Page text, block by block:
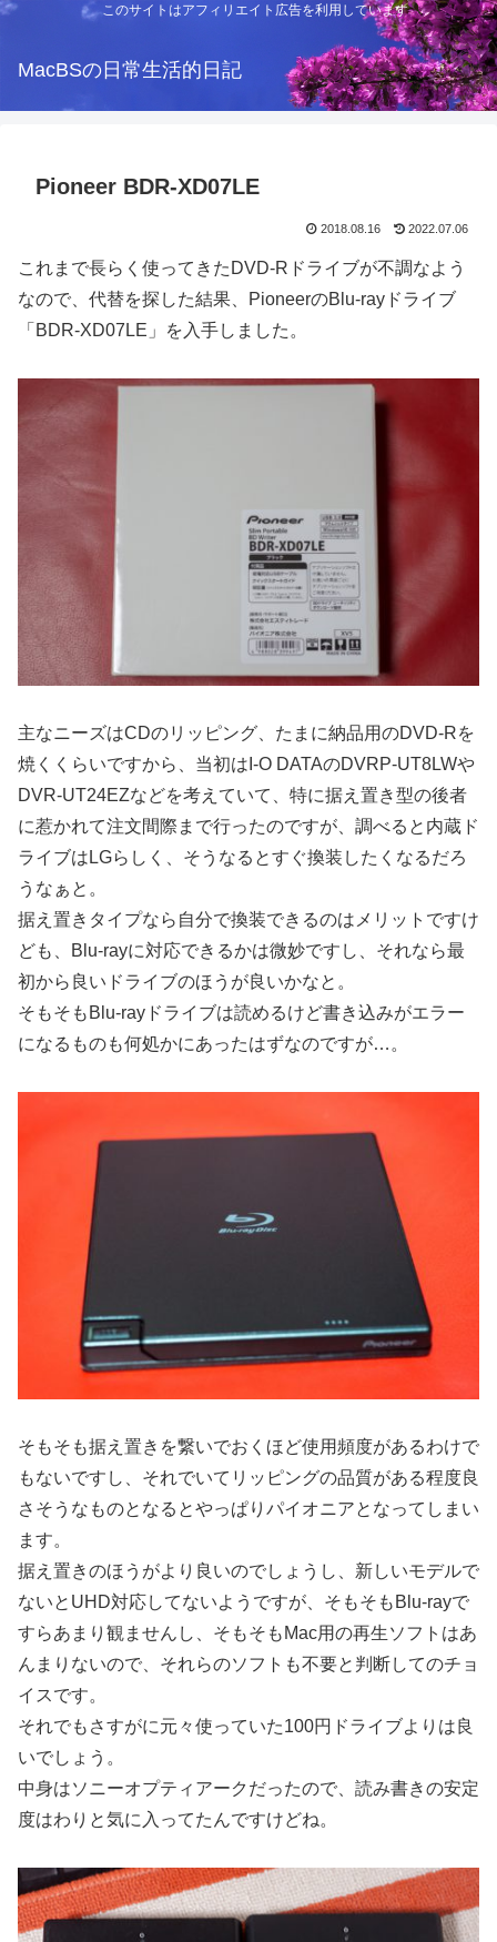
このサイトはアフィリエイト広告を利用しています
MacBSの日常生活的日記
Pioneer BDR-XD07LE
2018.08.16 2022.07.06
これまで長らく使ってきたDVD-Rドライブが不調なよう
なので、代替を探した結果、PioneerのBlu-rayドライブ
「BDR-XD07LE」を入手しました。
主なニーズはCDのリッピング、たまに納品用のDVD-Rを
焼くくらいですから、当初はI-O DATAのDVRP-UT8LWや
DVR-UT24EZなどを考えていて、特に据え置き型の後者
に惹かれて注文間際まで行ったのですが、調べると内蔵ド
ライブはLGらしく、そうなるとすぐ換装したくなるだろ
うなぁと。
据え置きタイプなら自分で換装できるのはメリットですけ
ども、Blu-rayに対応できるかは微妙ですし、それなら最
初から良いドライブのほうが良いかなと。
そもそもBlu-rayドライブは読めるけど書き込みがエラー
になるものも何処かにあったはずなのですが…。
そもそも据え置きを繋いでおくほど使用頻度があるわけで
もないですし、それでいてリッピングの品質がある程度良
さそうなものとなるとやっぱりパイオニアとなってしまい
ます。
据え置きのほうがより良いのでしょうし、新しいモデルで
ないとUHD対応してないようですが、そもそもBlu-rayで
すらあまり観ませんし、そもそもMac用の再生ソフトはあ
んまりないので、それらのソフトも不要と判断してのチョ
イスです。
それでもさすがに元々使っていた100円ドライブよりは良
いでしょう。
中身はソニーオプティアークだったので、読み書きの安定
度はわりと気に入ってたんですけどね。